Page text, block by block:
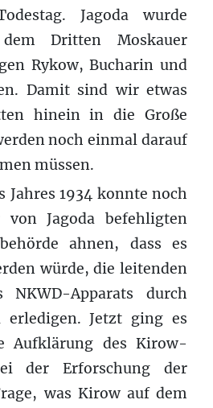
Jagoda wurde
Dritten Moskauer
Rykow, Bucharin und
Damit sind wir etwas
hinein in die Große
noch einmal darauf
müssen.
Jahres 1934 konnte noch
Jagoda befehligten
ahnen, dass es
würde, die leitenden
NKWD-Apparats durch
erledigen. Jetzt ging es
Aufklärung des Kirow-
der Erforschung der
was Kirow auf dem